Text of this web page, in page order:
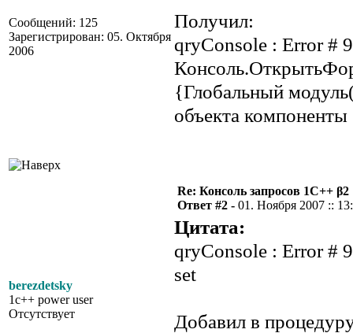
Сообщений: 125
Зарегистрирован: 05. Октября
2006
Получил:
qryConsole : Error #
{Глобальный
объекта
berezdetsky
1c++ power user
Отсутствует
Re: Консоль запросов 1С++ β2
Ответ #2 - 01. Ноября 2007 ::
Цитата:
qryConsole : Error #
set
Добавил в